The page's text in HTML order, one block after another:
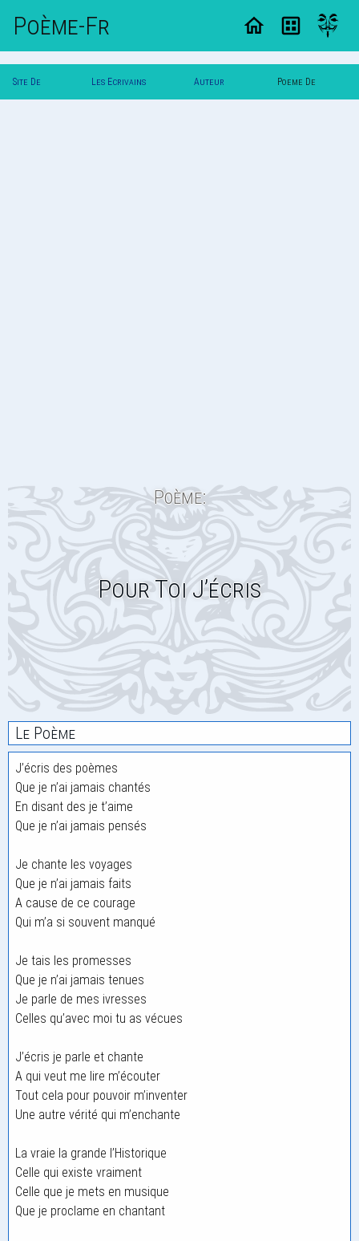
Poème-Fr
Site De Les Ecrivains Auteur Poeme De
Poème:
Pour Toi J’écris
Le Poème
J’écris des poèmes
Que je n’ai jamais chantés
En disant des je t’aime
Que je n’ai jamais pensés
Je chante les voyages
Que je n’ai jamais faits
A cause de ce courage
Qui m’a si souvent manqué
Je tais les promesses
Que je n’ai jamais tenues
Je parle de mes ivresses
Celles qu’avec moi tu as vécues
J’écris je parle et chante
A qui veut me lire m’écouter
Tout cela pour pouvoir m’inventer
Une autre vérité qui m’enchante
La vraie la grande l’Historique
Celle qui existe vraiment
Celle que je mets en musique
Que je proclame en chantant